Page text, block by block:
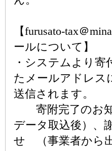
【furusato-tax＠
ールについて】
・システムより寄
たメールアドレス
送信されます。
寄附完了のお知
データ取込後）、
せ （事業者から